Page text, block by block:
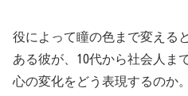
役によって瞳の色まで変える
ある彼が、10代から社会人ま
心の変化をどう表現するのか。